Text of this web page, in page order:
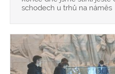
schodech u trhů na náměs